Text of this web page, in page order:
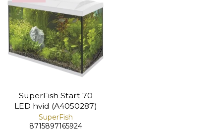
SuperFish Start 70
LED hvid (A4050287)
SuperFish
8715897165924